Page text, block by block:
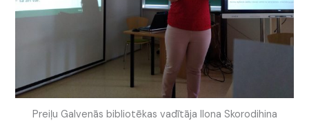
Preiļu Galvenās bibliotēkas vadītāja Ilona Skorodihina